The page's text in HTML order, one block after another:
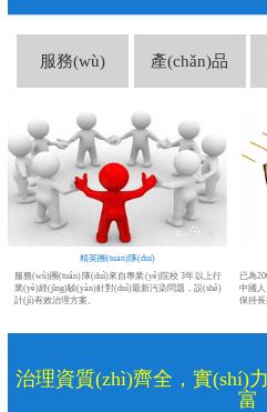
服務(wù) 產(chǎn)品
精英團(tuán)隊(duì)
服務(wù)團(tuán)隊(duì)來自專業(yè)院校 3年以上行
業(yè)經(jīng)驗(yàn)針對(duì)最新污染問題，設(shè)
計(jì)有效治理方案。
已為
中國
保持長
治理資質(zhì)齊全，實(shí)
富